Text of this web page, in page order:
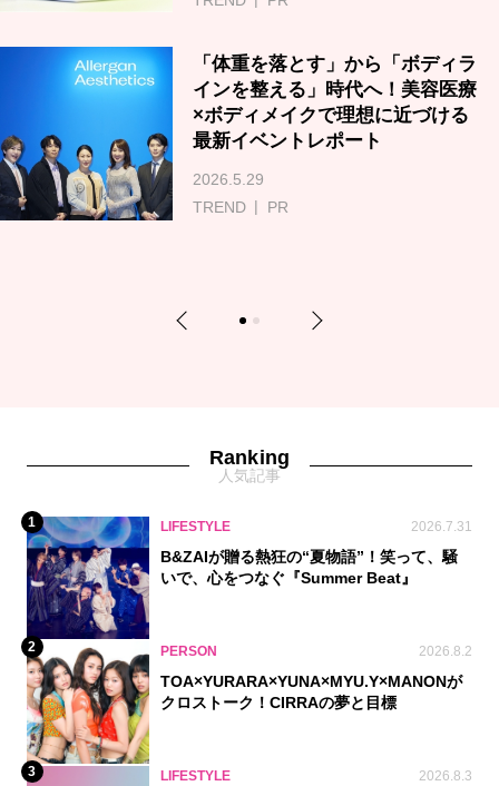
「体重を落とす」から「ボディラ
インを整える」時代へ！美容医療
×ボディメイクで理想に近づける
最新イベントレポート
2026.5.29
TREND
PR
Previous 1 2 Next
Ranking
人気記事
1 LIFESTYLE 2026.7.31
B&ZAIが贈る熱狂の“夏物語”！笑って、騒
いで、心をつなぐ『Summer Beat』
2 PERSON 2026.8.2
TOA×YURARA×YUNA×MYU.Y×MANONが
クロストーク！CIRRAの夢と目標
3 LIFESTYLE 2026.8.3